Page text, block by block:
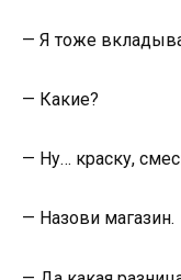
— Я тоже
— Какие?
— Ну… краску,
— Назови магазин.